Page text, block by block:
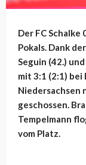
Der FC
Pokals. Dank
Seguin (42.)
mit 3:1 (2:1)
Niedersachsen
geschossen.
Tempelmann
vom Platz.